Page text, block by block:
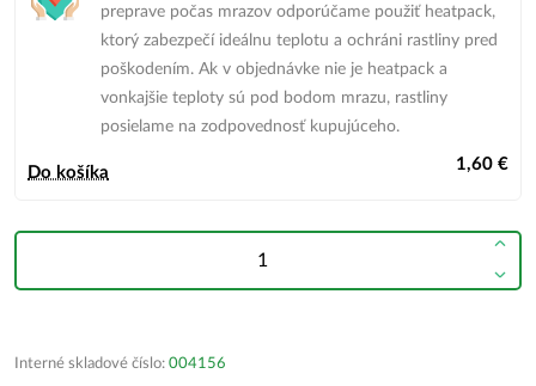
preprave počas mrazov odporúčame použiť heatpack,
ktorý zabezpečí ideálnu teplotu a ochráni rastliny pred
poškodením. Ak v objednávke nie je heatpack a
vonkajšie teploty sú pod bodom mrazu, rastliny
posielame na zodpovednosť kupujúceho.
Do košíka 1,60 €
Interné skladové číslo: 004156